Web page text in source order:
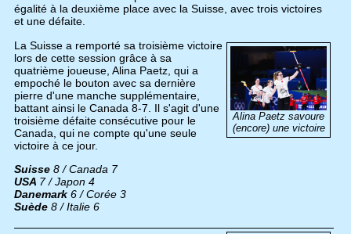
égalité à la deuxième place avec la Suisse, avec trois victoires
et une défaite.
Alina Paetz savoure
(encore) une victoire
La Suisse a remporté sa troisième victoire
lors de cette session grâce à sa
quatrième joueuse, Alina Paetz, qui a
empoché le bouton avec sa dernière
pierre d'une manche supplémentaire,
battant ainsi le Canada 8-7. Il s'agit d'une
troisième défaite consécutive pour le
Canada, qui ne compte qu'une seule
victoire à ce jour.
Suisse 8 / Canada 7
USA 7 / Japon 4
Danemark 6 / Corée 3
Suède 8 / Italie 6